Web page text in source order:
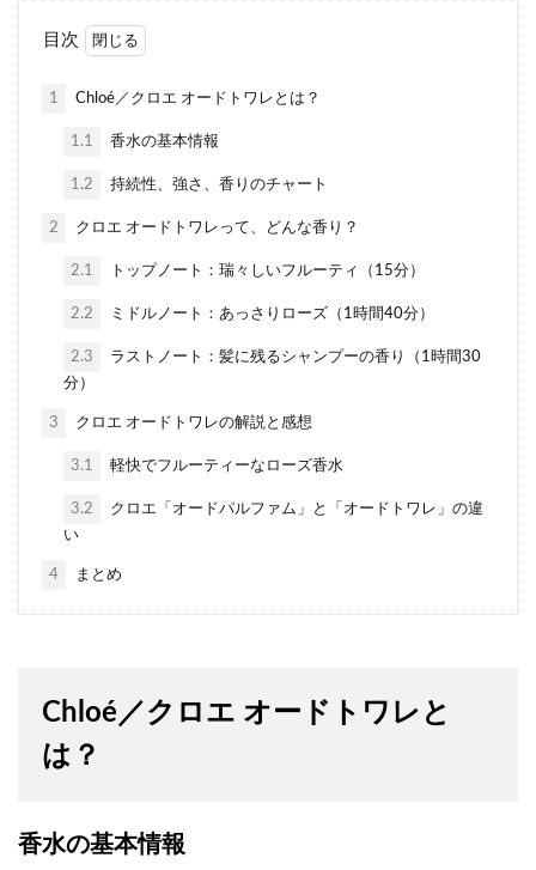
目次
1 Chloé／クロエ オードトワレとは？
1.1 香水の基本情報
1.2 持続性、強さ、香りのチャート
2 クロエ オードトワレって、どんな香り？
2.1 トップノート：瑞々しいフルーティ（15分）
2.2 ミドルノート：あっさりローズ（1時間40分）
2.3
ラストノート：髪に残るシャンプーの香り（1時間30
分）
3 クロエ オードトワレの解説と感想
3.1 軽快でフルーティーなローズ香水
3.2
クロエ「オードパルファム」と「オードトワレ」の違
い
4 まとめ
Chloé／クロエ オードトワレと
は？
香水の基本情報